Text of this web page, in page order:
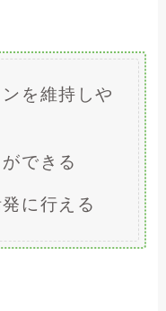
を維持しや
できる
に行える